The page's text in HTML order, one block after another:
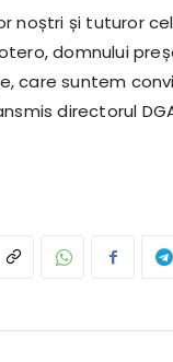
noștri și tuturor
domnului
care suntem
directorul